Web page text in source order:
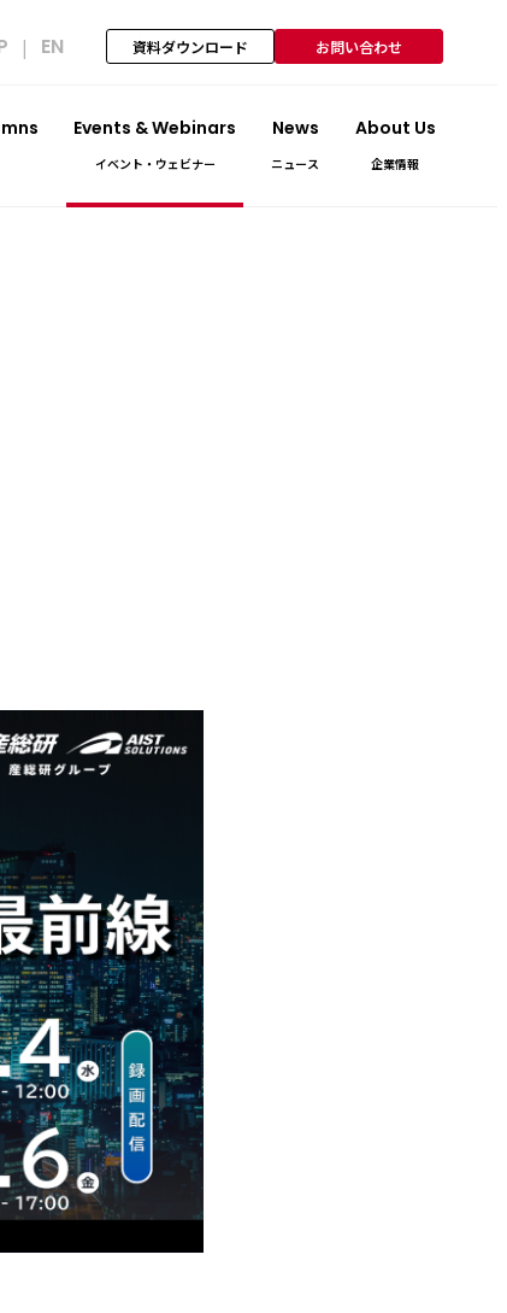
| EN 資料ダウンロード お問い合わせ
Events & Webinars
イベント・ウェビナー
News
ニュース
About Us
企業情報